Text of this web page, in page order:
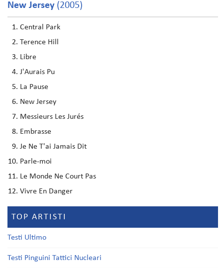
New Jersey(2005)
Central Park
Terence Hill
Libre
J'Aurais Pu
La Pause
New Jersey
Messieurs Les Jurés
Embrasse
Je Ne T'ai Jamais Dit
Parle-moi
Le Monde Ne Court Pas
Vivre En Danger
TOP ARTISTI
Testi Ultimo
Testi Pinguini Tattici Nucleari